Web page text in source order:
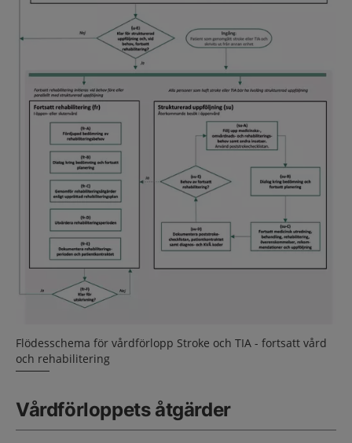
Flödesschema för vårdförlopp Stroke och TIA - fortsatt vård
och rehabilitering
Vårdförloppets åtgärder